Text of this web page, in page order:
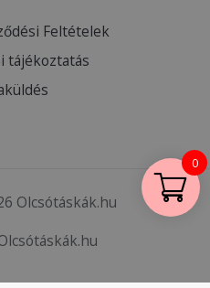
Feltételek
tájékoztatás
Olcsótáskák.hu
0